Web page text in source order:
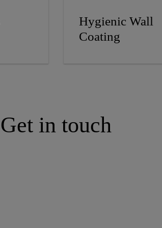
Hygienic Wall
Coating
Get in touch